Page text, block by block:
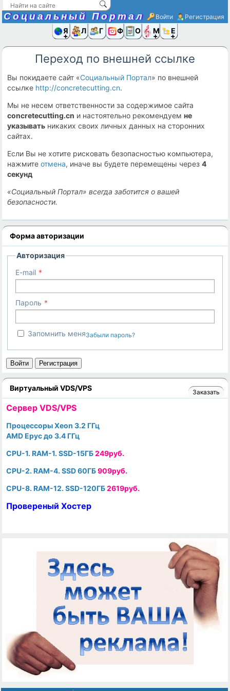
Социальный Портал Войти Регистрация
Я иЛюди
Группы
Фото Ещё
Переход по внешней ссылке
Вы покидаете сайт «Социальный Портал» по внешней
ссылке http://concretecutting.cn.
Мы не несем ответственности за содержимое сайта
concretecutting.cn и настоятельно рекомендуемне
указывать никаких своих личных данных на сторонних
сайтах.
Если Вы не хотите рисковать безопасностью компьютера,
нажмитеотмена, иначе вы будете перемещены через4
секунд
«Социальный Портал» всегда заботится о вашей
безопасности.
Форма авторизации
Авторизация
E-mail
Пароль
Запомнить меняЗабыли пароль?
Войти Регистрация
Виртуальный VDS/VPS Заказать
Cервер VDS/VPS
Процессоры Xeon 3.2 ГГц
AMD Epyc до 3.4 ГГц
CPU-1. RAM-1. SSD-15ГБ249руб.
CPU-2. RAM-4. SSD 60ГБ909руб.
CPU-8. RAM-12. SSD-120ГБ2619руб.
Провереный Хостер